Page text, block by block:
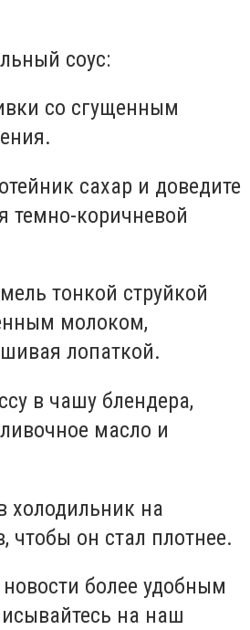
соус:⁣
со сгущенным
сахар и доведите
темно-коричневой
тонкой струйкой
молоком,
лопаткой.
в чашу блендера,
масло и
холодильник на
чтобы он стал плотнее.
более удобным
на наш